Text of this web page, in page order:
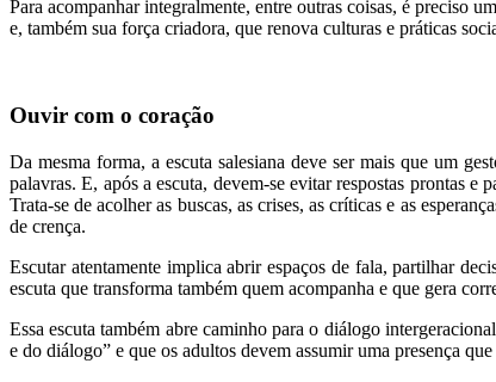
Para acompanhar integralmente, entre outras coisas, é preciso
e, também sua força criadora, que renova culturas e práticas
Ouvir com o coração
Da mesma forma, a escuta salesiana deve ser mais que um
palavras. E, após a escuta, devem-se evitar respostas prontas e
Trata-se de acolher as buscas, as crises, as críticas e as
de crença.
Escutar atentamente implica abrir espaços de fala, partilhar
escuta que transforma também quem acompanha e que gera
Essa escuta também abre caminho para o diálogo
e do diálogo” e que os adultos devem assumir uma presença